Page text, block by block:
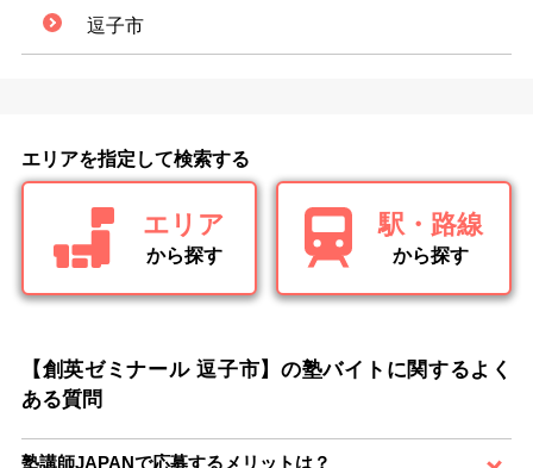
逗子市
エリアを指定して検索する
エリア
から探す
駅・路線
から探す
【創英ゼミナール 逗子市】の塾バイトに関するよく
ある質問
塾講師JAPANで応募するメリットは？